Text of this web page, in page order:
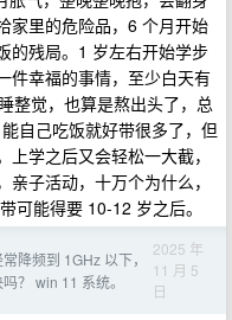
家里的危险品，6 个月开始
的残局。1 岁左右开始学步
件幸福的事情，至少白天有
整觉，也算是熬出头了，总
自己吃饭就好带很多了，但
学之后又会轻松一大截，
子活动，十万个为什么，
可能得要 10-12 岁之后。
降频到 1GHz 以下，
？ win 11 系统。
2025 年
11 月 5
日